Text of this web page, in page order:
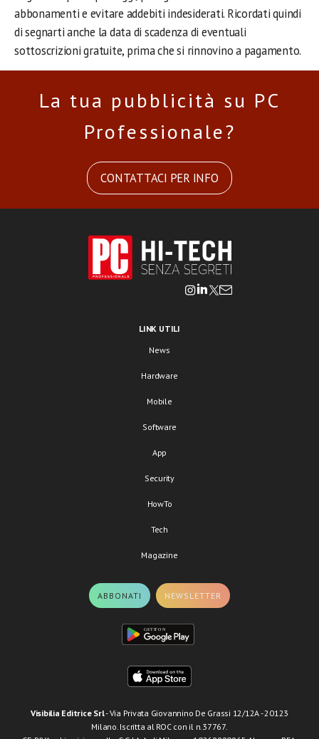
abbonamenti e evitare addebiti indesiderati. Ricordati quindi
di segnarti anche la data di scadenza di eventuali
sottoscrizioni gratuite, prima che si rinnovino a pagamento.
La tua pubblicità su PC
Professionale?
CONTATTACI PER INFO
LINK UTILI
News
Hardware
Mobile
Software
App
Security
HowTo
Tech
Magazine
ABBONATI NEWSLETTER
Visibilia Editrice Srl- Via Privata Giovannino De Grassi 12/12A - 20123
Milano. Iscritta al ROC con il n.37767.